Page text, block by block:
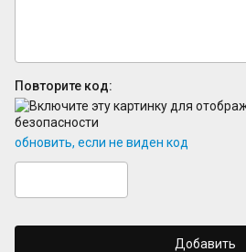
Повторите код:
обновить, если не виден код
Добавить